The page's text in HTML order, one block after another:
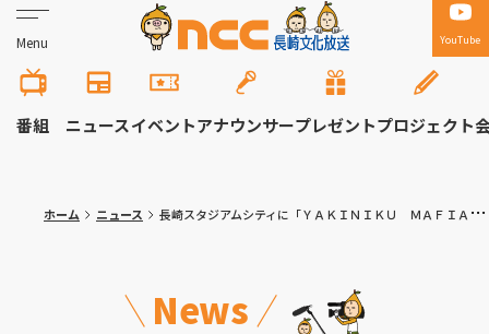
Menu YouTube
番組 ニュースイベントアナウンサープレゼントプロジェクト
ホーム ニュース 長崎スタジアムシティに「ＹＡＫＩＮＩＫＵ ＭＡＦＩＡ ＮＡＧＡＳＡＫＩ」２９日オープン
News